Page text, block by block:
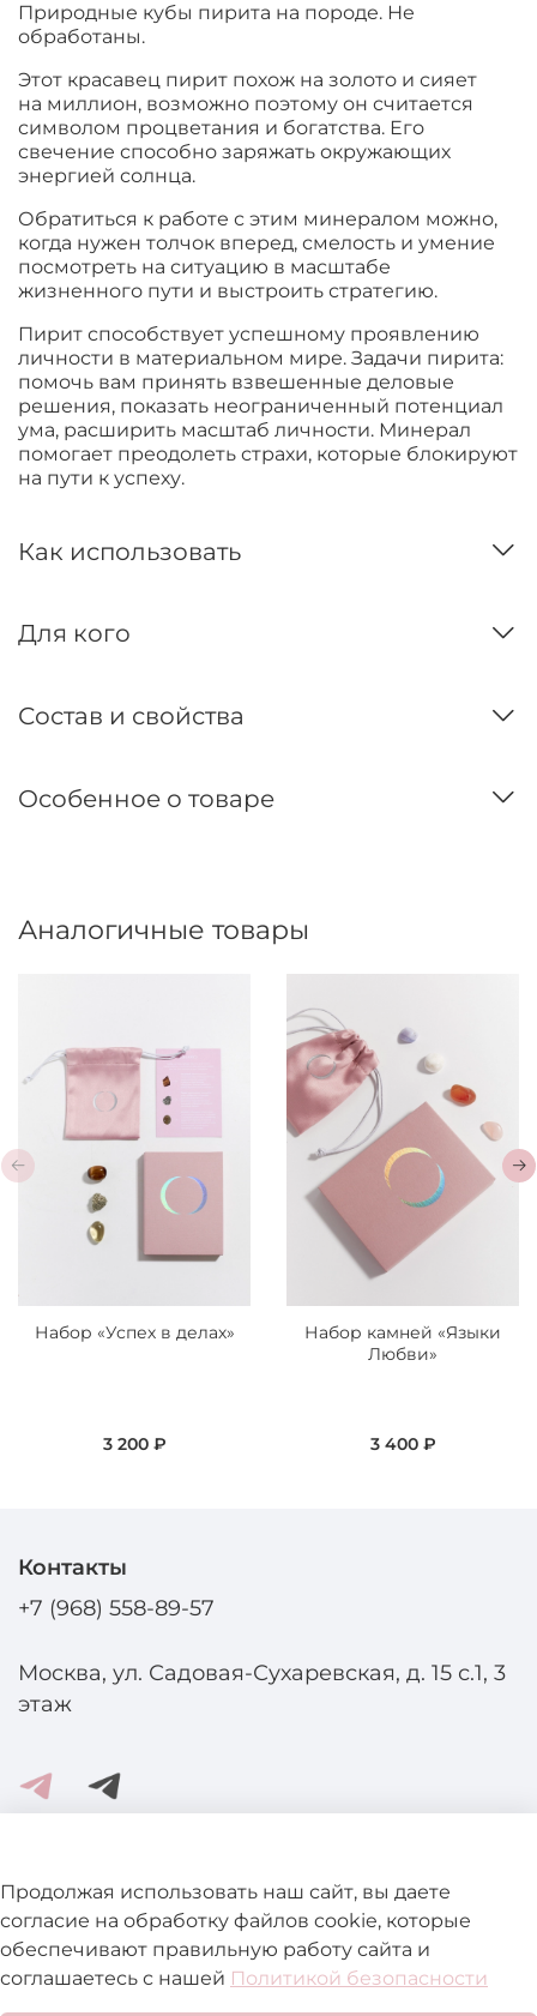
Природные кубы пирита на породе. Не
обработаны.
Этот красавец пирит похож на золото и сияет
на миллион, возможно поэтому он считается
символом процветания и богатства. Его
свечение способно заряжать окружающих
энергией солнца.
Обратиться к работе с этим минералом можно,
когда нужен толчок вперед, смелость и умение
посмотреть на ситуацию в масштабе
жизненного пути и выстроить стратегию.
Пирит способствует успешному проявлению
личности в материальном мире. Задачи пирита:
помочь вам принять взвешенные деловые
решения, показать неограниченный потенциал
ума, расширить масштаб личности. Минерал
помогает преодолеть страхи, которые блокируют
на пути к успеху.
Как использовать
Для кого
Состав и свойства
Особенное о товаре
Аналогичные товары
Набор «Успех в делах»
3 200 ₽
Набор камней «Языки
Любви»
3 400 ₽
Помощь и информация
Подробнее о магазине
Контакты
+7 (968) 558-89-57
Москва, ул. Садовая-Сухаревская, д. 15 с.1, 3
этаж
Продолжая использовать наш сайт, вы даете
согласие на обработку файлов cookie, которые
обеспечивают правильную работу сайта и
соглашаетесь с нашей Политикой безопасности